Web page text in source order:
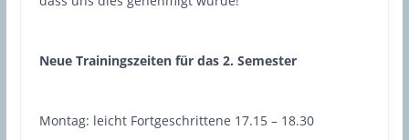
Neue Trainingszeiten für das 2. Semester
Montag: leicht Fortgeschrittene 17.15 – 18.30